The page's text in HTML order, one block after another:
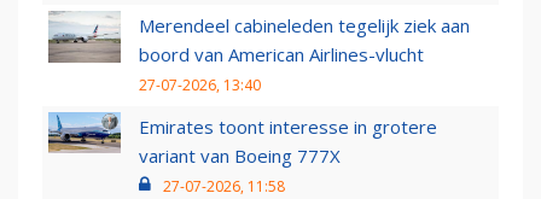
Merendeel cabineleden tegelijk ziek aan
boord van American Airlines-vlucht
27-07-2026, 13:40
Emirates toont interesse in grotere
variant van Boeing 777X
27-07-2026, 11:58